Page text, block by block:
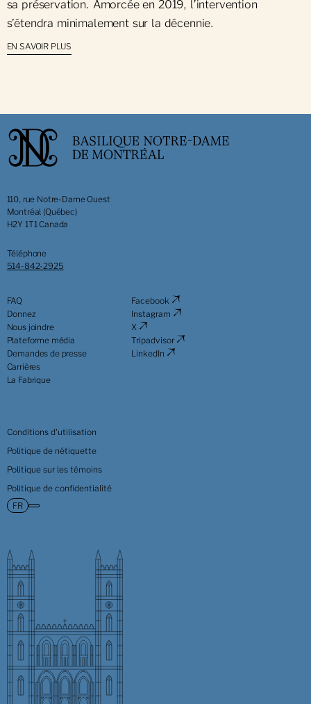
sa préservation. Amorcée en 2019, l’intervention
s’étendra minimalement sur la décennie.
EN SAVOIR PLUS
110, rue Notre-Dame Ouest
Montréal (Québec)
H2Y 1T1 Canada
Téléphone
514-842-2925
FAQ
Donnez
Nous joindre
Plateforme média
Demandes de presse
Carrières
La Fabrique
Facebook
Instagram
X
Tripadvisor
LinkedIn
FR
Conditions d'utilisation
Politique de nétiquette
Politique sur les témoins
Politique de confidentialité